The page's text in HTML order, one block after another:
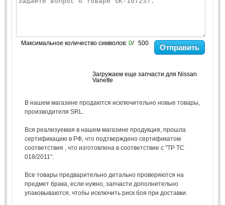
Максимальное количество символов: 0/ 500 Отправить
Загружаем еще запчасти для Nissan
Vanette
В нашем магазине продаются исключительно новые товары,
производителя SRL.
Вся реализуемая в нашем магазине продукция, прошла
сертификацию в РФ, что подтверждено сертификатом
соответствия , что изготовлена в соответствие с "ТР ТС
018/2011".
Все товары предварительно детально проверяются на
предмет брака, если нужно, запчасти дополнительно
упаковываются, чтобы исключить риск боя при доставки.